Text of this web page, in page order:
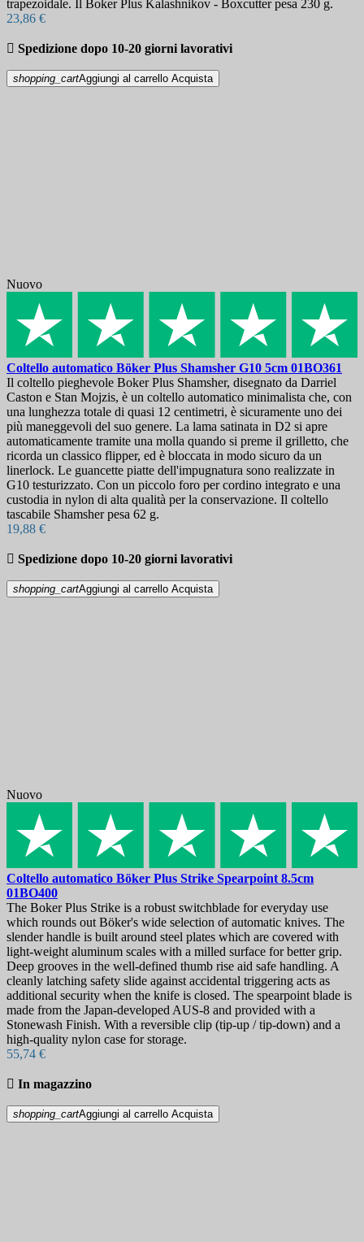
trapezoidale. Il Boker Plus Kalashnikov - Boxcutter pesa 230 g.
23,86 €
 Spedizione dopo 10-20 giorni lavorativi
shopping_cartAggiungi al carrello Acquista
Nuovo
Coltello automatico Böker Plus Shamsher G10 5cm 01BO361
Il coltello pieghevole Boker Plus Shamsher, disegnato da Darriel
Caston e Stan Mojzis, è un coltello automatico minimalista che, con
una lunghezza totale di quasi 12 centimetri, è sicuramente uno dei
più maneggevoli del suo genere. La lama satinata in D2 si apre
automaticamente tramite una molla quando si preme il grilletto, che
ricorda un classico flipper, ed è bloccata in modo sicuro da un
linerlock. Le guancette piatte dell'impugnatura sono realizzate in
G10 testurizzato. Con un piccolo foro per cordino integrato e una
custodia in nylon di alta qualità per la conservazione. Il coltello
tascabile Shamsher pesa 62 g.
19,88 €
 Spedizione dopo 10-20 giorni lavorativi
shopping_cartAggiungi al carrello Acquista
Nuovo
Coltello automatico Böker Plus Strike Spearpoint 8.5cm
01BO400
The Boker Plus Strike is a robust switchblade for everyday use
which rounds out Böker's wide selection of automatic knives. The
slender handle is built around steel plates which are covered with
light-weight aluminum scales with a milled surface for better grip.
Deep grooves in the well-defined thumb rise aid safe handling. A
cleanly latching safety slide against accidental triggering acts as
additional security when the knife is closed. The spearpoint blade is
made from the Japan-developed AUS-8 and provided with a
Stonewash Finish. With a reversible clip (tip-up / tip-down) and a
high-quality nylon case for storage.
55,74 €
 In magazzino
shopping_cartAggiungi al carrello Acquista